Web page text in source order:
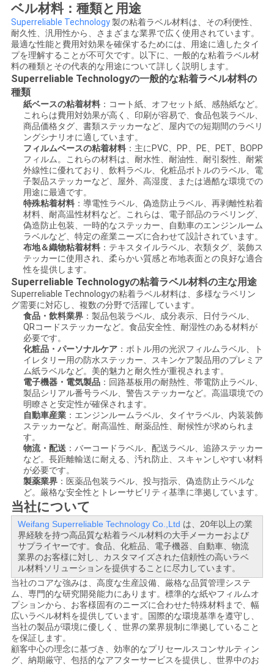
ベル材料：種類と用途
Superreliable Technology製の粘着ラベル材料は、その利便性、
耐久性、汎用性から、さまざまな業界で広く使用されています。
最適な性能と費用対効果を確保するためには、用途に適したタイ
プを理解することが不可欠です。以下に、一般的な粘着ラベル材
料の種類とその代表的な用途について詳しく説明します。
Superreliable Technologyの一般的な粘着ラベル材料の
種類
紙ベースの粘着材料：コート紙、オフセット紙、感熱紙など。
これらは費用対効果が高く、印刷が容易で、食品包装ラベル、
商品価格タグ、書類ステッカーなど、屋内での短期間のラベリ
ングシナリオに適しています。
フィルムベースの粘着材料：主にPVC、PP、PE、PET、BOPP
フィルム。これらの材料は、耐水性、耐油性、耐引裂性、耐紫
外線性に優れており、飲料ラベル、化粧品ボトルのラベル、電
子製品ステッカーなど、屋外、高湿度、または過酷な環境での
用途に最適です。
特殊粘着材料：導電性ラベル、偽造防止ラベル、再剥離性粘着
材料、耐高温性材料など。これらは、電子部品のラベリング、
偽造防止包装、一時的なステッカー、自動車のエンジンルーム
ラベルなど、特定の産業ニーズに合わせて設計されています。
布地＆織物粘着材料：テキスタイルラベル、衣類タグ、装飾ス
テッカーに使用され、柔らかい質感と布地表面との良好な適合
性を提供します。
Superreliable Technologyの粘着ラベル材料の主な用途
Superreliable Technologyの粘着ラベル材料は、多様なラベリン
グ需要に対応し、複数の分野で活躍しています。
食品・飲料業界：製品包装ラベル、成分表示、日付ラベル、
QRコードステッカーなど。食品安全性、耐湿性のある材料が
必要です。
化粧品・パーソナルケア：ボトル用の光沢フィルムラベル、ト
イレタリー用の防水ステッカー、スキンケア製品用のプレミア
ム紙ラベルなど。美的魅力と耐久性が重視されます。
電子機器・電気製品：回路基板用の耐熱性、帯電防止ラベル、
製品シリアル番号ラベル、警告ステッカーなど。高温環境での
明瞭さと安定性が確保されます。
自動車産業：エンジンルームラベル、タイヤラベル、内装装飾
ステッカーなど。耐高温性、耐薬品性、耐候性が求められま
す。
物流・配送：バーコードラベル、配送ラベル、追跡ステッカー
など。長距離輸送に耐える、汚れ防止、スキャンしやすい材料
が必要です。
製薬業界：医薬品包装ラベル、投与指示、偽造防止ラベルな
ど。厳格な安全性とトレーサビリティ基準に準拠しています。
当社について
Weifang Superreliable Technology Co.,Ltd は、20年以上の業
界経験を持つ高品質な粘着ラベル材料の大手メーカーおよび
サプライヤーです。食品、化粧品、電子機器、自動車、物流
業界のお客様に対し、カスタマイズされた信頼性の高いラベ
ル材料ソリューションを提供することに尽力しています。
当社のコアな強みは、高度な生産設備、厳格な品質管理システ
ム、専門的な研究開発能力にあります。標準的な紙やフィルムオ
プションから、お客様固有のニーズに合わせた特殊材料まで、幅
広いラベル材料を提供しています。国際的な環境基準を遵守し、
当社の製品が環境に優しく、世界の業界規制に準拠していること
を保証します。
顧客中心の理念に基づき、効率的なプリセールスコンサルティン
グ、納期厳守、包括的なアフターサービスを提供し、世界中のお